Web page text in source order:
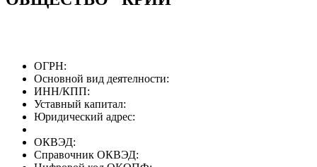
ОГРН:
Основной вид деятелности:
ИНН/КПП:
Уставный капитал:
Юридический адрес:
ОКВЭД:
Справочник ОКВЭД: